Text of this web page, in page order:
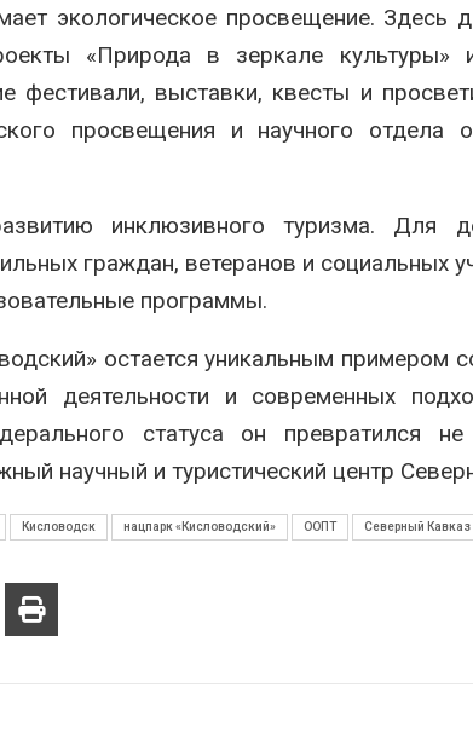
экологическое просвещение. Здесь
«Природа в зеркале культуры»
фестивали, выставки, квесты и
просвещения и научного отдела
инклюзивного туризма. Для
граждан, ветеранов и социальных
программы.
остается уникальным примером
деятельности и современных
статуса он превратился
научный и туристический центр
Кисловодск нацпарк «Кисловодский» ООПТ Северный Кавказ